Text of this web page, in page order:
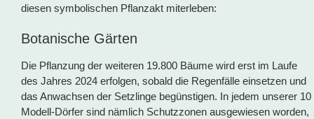
diesen symbolischen Pflanzakt miterleben:
Botanische Gärten
Die Pflanzung der weiteren 19.800 Bäume wird erst im Laufe
des Jahres 2024 erfolgen, sobald die Regenfälle einsetzen und
das Anwachsen der Setzlinge begünstigen. In jedem unserer 10
Modell-Dörfer sind nämlich Schutzzonen ausgewiesen worden,